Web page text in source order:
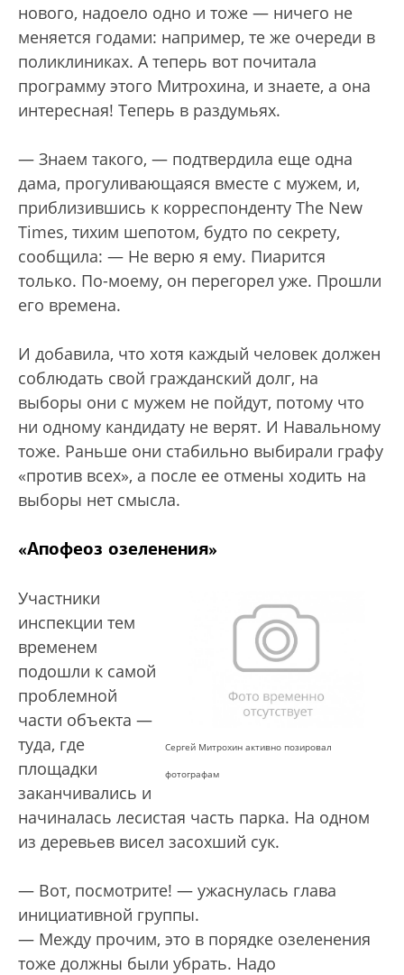
нового, надоело одно и тоже — ничего не
меняется годами: например, те же очереди в
поликлиниках. А теперь вот почитала
программу этого Митрохина, и знаете, а она
интересная! Теперь в раздумьях.
— Знаем такого, — подтвердила еще одна
дама, прогуливающаяся вместе с мужем, и,
приблизившись к корреспонденту The New
Times, тихим шепотом, будто по секрету,
сообщила: — Не верю я ему. Пиарится
только. По-моему, он перегорел уже. Прошли
его времена.
И добавила, что хотя каждый человек должен
соблюдать свой гражданский долг, на
выборы они с мужем не пойдут, потому что
ни одному кандидату не верят. И Навальному
тоже. Раньше они стабильно выбирали графу
«против всех», а после ее отмены ходить на
выборы нет смысла.
«Апофеоз озеленения»
Сергей Митрохин активно позировал
фотографам
Участники
инспекции тем
временем
подошли к самой
проблемной
части объекта —
туда, где
площадки
заканчивались и
начиналась лесистая часть парка. На одном
из деревьев висел засохший сук.
— Вот, посмотрите! — ужаснулась глава
инициативной группы.
— Между прочим, это в порядке озеленения
тоже должны были убрать. Надо